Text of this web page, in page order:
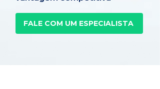
FALE COM UM ESPECIALISTA